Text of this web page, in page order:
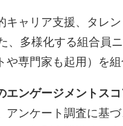
ャリア支援、タレ
、多様化する組合員
専門家も起用）を組
エンゲージメントス
ンケート調査に基づ